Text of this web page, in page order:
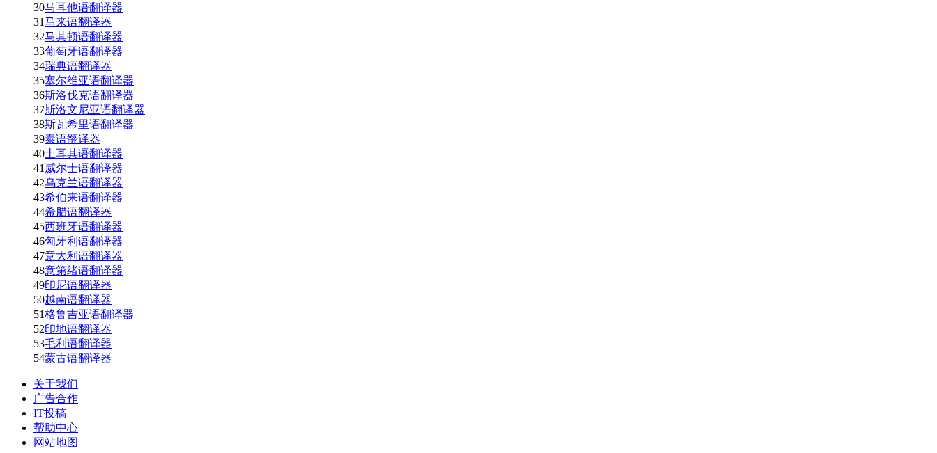
30马耳他语翻译器
31马来语翻译器
32马其顿语翻译器
33葡萄牙语翻译器
34瑞典语翻译器
35塞尔维亚语翻译器
36斯洛伐克语翻译器
37斯洛文尼亚语翻译器
38斯瓦希里语翻译器
39泰语翻译器
40土耳其语翻译器
41威尔士语翻译器
42乌克兰语翻译器
43希伯来语翻译器
44希腊语翻译器
45西班牙语翻译器
46匈牙利语翻译器
47意大利语翻译器
48意第绪语翻译器
49印尼语翻译器
50越南语翻译器
51格鲁吉亚语翻译器
52印地语翻译器
53毛利语翻译器
54蒙古语翻译器
关于我们 |
广告合作 |
IT投稿 |
帮助中心 |
网站地图